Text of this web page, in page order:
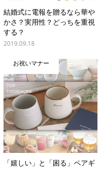
結婚式に電報を贈るなら華や
かさ？実用性？どっちを重視
する？
2019.09.18
お祝いマナー
「嬉しい」と「困る」ペアギ